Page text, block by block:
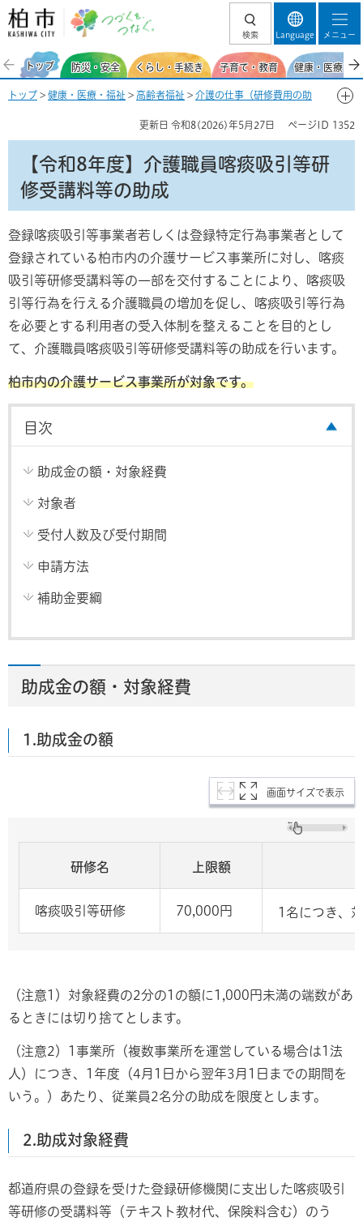
柏市 つづくを、
検索 Language メニュー
トップ 防災・安全 くらし・手続き 子育て・教育 健康・医療・
トップ > 健康・医療・福祉 > 高齢者福祉 > 介護の仕事（研修費用の助
更新日 令和8(2026)年5月27日 ページID 1352
【令和8年度】介護職員喀痰吸引等研
修受講料等の助成
登録喀痰吸引等事業者若しくは登録特定行為事業者として
登録されている柏市内の介護サービス事業所に対し、喀痰
吸引等研修受講料等の一部を交付することにより、喀痰吸
引等行為を行える介護職員の増加を促し、喀痰吸引等行為
を必要とする利用者の受入体制を整えることを目的とし
て、介護職員喀痰吸引等研修受講料等の助成を行います。
柏市内の介護サービス事業所が対象です。
目次
助成金の額・対象経費
対象者
受付人数及び受付期間
申請方法
補助金要綱
助成金の額・対象経費
1.助成金の額
画面サイズで表示
研修名 上限額
喀痰吸引等研修 70,000円 1名につき、
（注意1）対象経費の2分の1の額に1,000円未満の端数があ
るときには切り捨てとします。
（注意2）1事業所（複数事業所を運営している場合は1法
人）につき、1年度（4月1日から翌年3月1日までの期間を
いう。）あたり、従業員2名分の助成を限度とします。
2.助成対象経費
都道府県の登録を受けた登録研修機関に支出した喀痰吸引
等研修の受講料等（テキスト教材代、保険料含む）のう